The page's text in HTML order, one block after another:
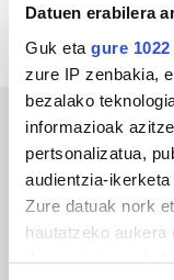
Datuen erabilera
Guk eta gure
zure IP zenbakia,
bezalako
informazioak
pertsonalizatua,
audientzia-
Zure datuak nork
hautatzeko aukera